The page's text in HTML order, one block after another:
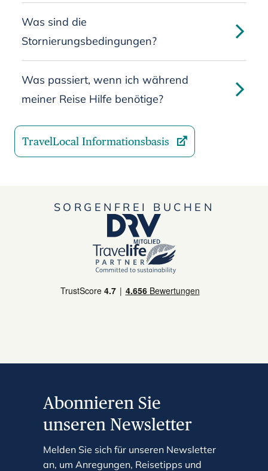
Was sind die
Stornierungsbedingungen?
Was passiert, wenn ich während
meiner Reise Hilfe benötige?
TravelLocal Informationsbasis
SORGENFREI BUCHEN
Abonnieren Sie
unseren Newsletter
Melden Sie sich für unseren Newsletter
an, um Anregungen, Reisetipps und